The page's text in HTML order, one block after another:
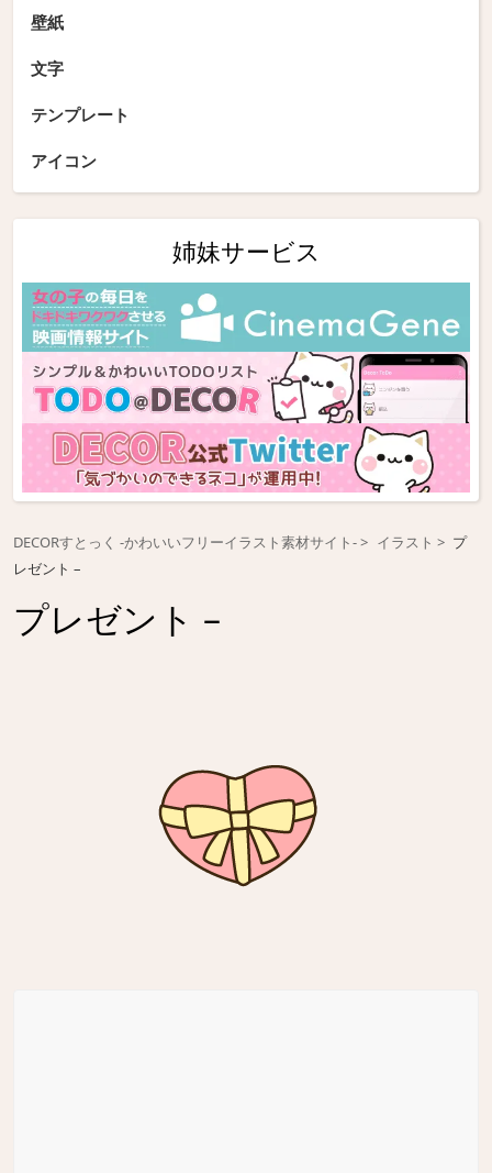
壁紙
文字
テンプレート
アイコン
姉妹サービス
DECORすとっく -かわいいフリーイラスト素材サイト- イラスト
プ
レゼント –
プレゼント –